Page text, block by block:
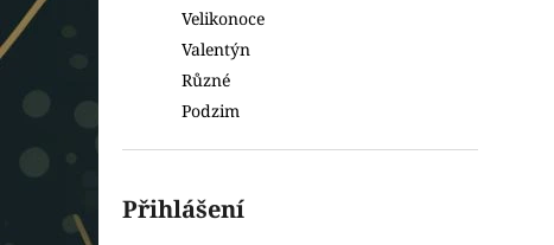
Velikonoce
Valentýn
Různé
Podzim
Přihlášení